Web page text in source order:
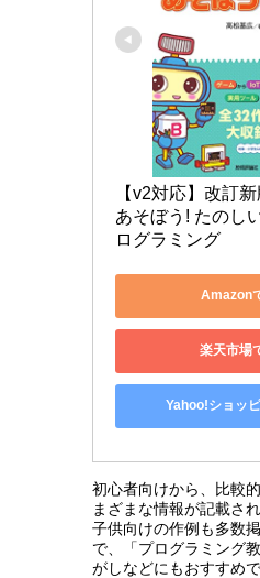
【v2対応】改訂
あそぼう! たのし
ログラミング
Amazon
楽天市場
Yahoo!ショッ
初心者向けから、比較
まざまな情報が記載さ
子供向けの作例も多数
で、「プログラミング
がしなどにもおすすめで